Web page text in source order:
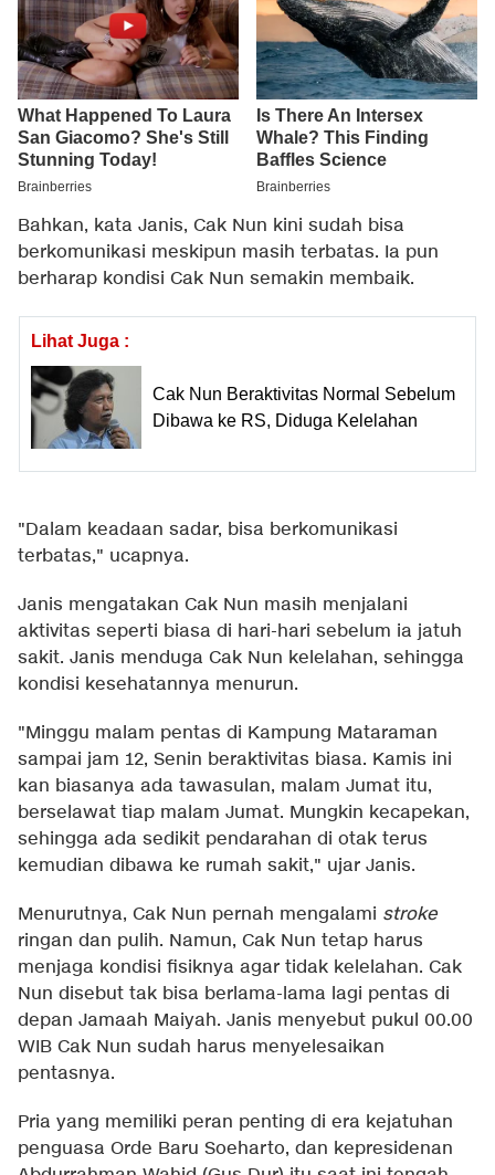
Bahkan, kata Janis, Cak Nun kini sudah bisa
berkomunikasi meskipun masih terbatas. Ia pun
berharap kondisi Cak Nun semakin membaik.
Lihat Juga :
Cak Nun Beraktivitas Normal Sebelum
Dibawa ke RS, Diduga Kelelahan
"Dalam keadaan sadar, bisa berkomunikasi
terbatas," ucapnya.
Janis mengatakan Cak Nun masih menjalani
aktivitas seperti biasa di hari-hari sebelum ia jatuh
sakit. Janis menduga Cak Nun kelelahan, sehingga
kondisi kesehatannya menurun.
"Minggu malam pentas di Kampung Mataraman
sampai jam 12, Senin beraktivitas biasa. Kamis ini
kan biasanya ada tawasulan, malam Jumat itu,
berselawat tiap malam Jumat. Mungkin kecapekan,
sehingga ada sedikit pendarahan di otak terus
kemudian dibawa ke rumah sakit," ujar Janis.
Menurutnya, Cak Nun pernah mengalami stroke
ringan dan pulih. Namun, Cak Nun tetap harus
menjaga kondisi fisiknya agar tidak kelelahan. Cak
Nun disebut tak bisa berlama-lama lagi pentas di
depan Jamaah Maiyah. Janis menyebut pukul 00.00
WIB Cak Nun sudah harus menyelesaikan
pentasnya.
Pria yang memiliki peran penting di era kejatuhan
penguasa Orde Baru Soeharto, dan kepresidenan